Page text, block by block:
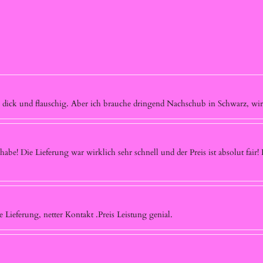
und flauschig. Aber ich brauche dringend Nachschub in Schwarz,
Die Lieferung war wirklich sehr schnell und der Preis ist absolut
Lieferung, netter Kontakt .Preis Leistung genial.